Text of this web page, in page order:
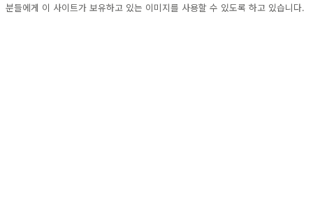
분들에게 이 사이트가 보유하고 있는 이미지를 사용할 수 있도록 하고 있습니다.